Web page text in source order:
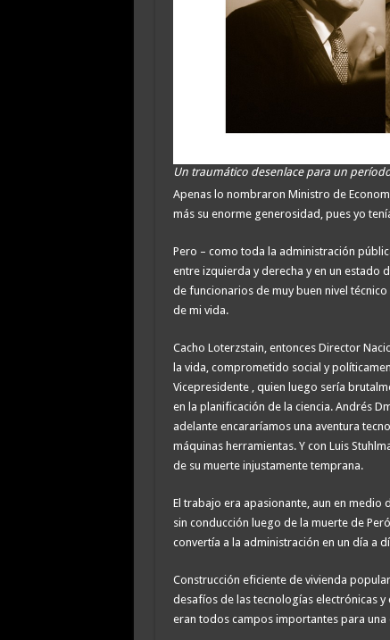
Un traumático desenlace para un
Apenas lo nombraron Ministro de
más su enorme generosidad, pues yo
Pero – como toda la administración
entre izquierda y derecha y en un estado
de funcionarios de muy buen nivel
de mi vida.
Cacho Loterzstain, entonces Director
la vida, comprometido social y
Vicepresidente , quien luego sería
en la planificación de la ciencia. Andrés
adelante encararíamos una aventura
máquinas herramientas. Y con Luis
de su muerte injustamente temprana.
El trabajo era apasionante, aun en
sin conducción luego de la muerte de
convertía a la administración en un día a
Construcción eficiente de vivienda
desafíos de las tecnologías electrónicas y
eran todos campos importantes para